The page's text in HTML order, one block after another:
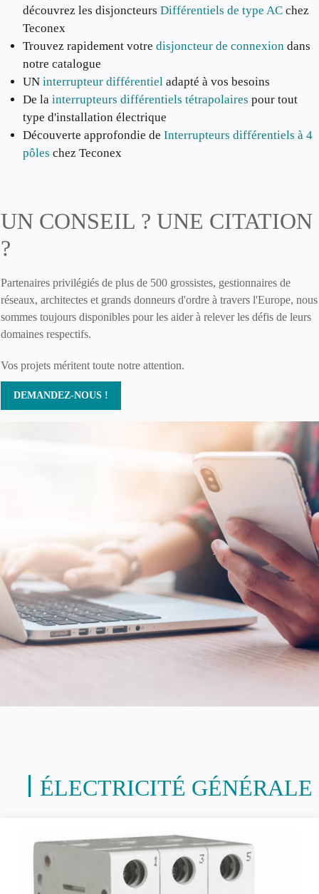
découvrez les disjoncteurs Différentiels de type AC chez
Teconex
Trouvez rapidement votre disjoncteur de connexion dans
notre catalogue
UN interrupteur différentiel adapté à vos besoins
De la interrupteurs différentiels tétrapolaires pour tout
type d'installation électrique
Découverte approfondie de Interrupteurs différentiels à 4
pôles chez Teconex
UN CONSEIL ? UNE CITATION
?
Partenaires privilégiés de plus de 500 grossistes, gestionnaires de
réseaux, architectes et grands donneurs d'ordre à travers l'Europe, nous
sommes toujours disponibles pour les aider à relever les défis de leurs
domaines respectifs.
Vos projets méritent toute notre attention.
DEMANDEZ-NOUS !
ÉLECTRICITÉ GÉNÉRALE